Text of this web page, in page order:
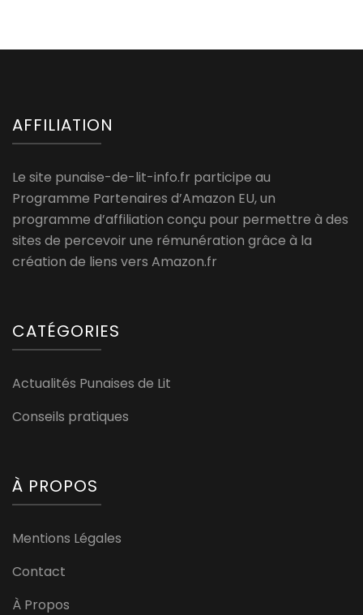
AFFILIATION
Le site punaise-de-lit-info.fr participe au
Programme Partenaires d’Amazon EU, un
programme d’affiliation conçu pour permettre à des
sites de percevoir une rémunération grâce à la
création de liens vers Amazon.fr
CATÉGORIES
Actualités Punaises de Lit
Conseils pratiques
À PROPOS
Mentions Légales
Contact
À Propos